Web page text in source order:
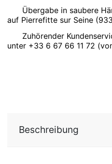
Übergabe in saubere
auf Pierrefitte sur Seine
Zuhörender
unter +33 6 67 66 11 72
Beschreibung